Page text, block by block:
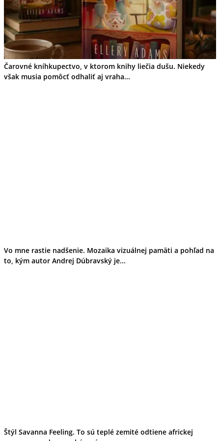
Tipy
Výlet
Turistika
Cyklistika
Hrady
Podujatia
Výstava
Galéria
Folklór
Čarovné kníhkupectvo, v ktorom knihy liečia dušu. Niekedy
však musia pomôcť odhaliť aj vraha...
Vo mne rastie nadšenie. Mozaika vizuálnej pamäti a pohľad na
to, kým autor Andrej Dúbravský je...
Štýl Savanna Feeling. To sú teplé zemité odtiene africkej